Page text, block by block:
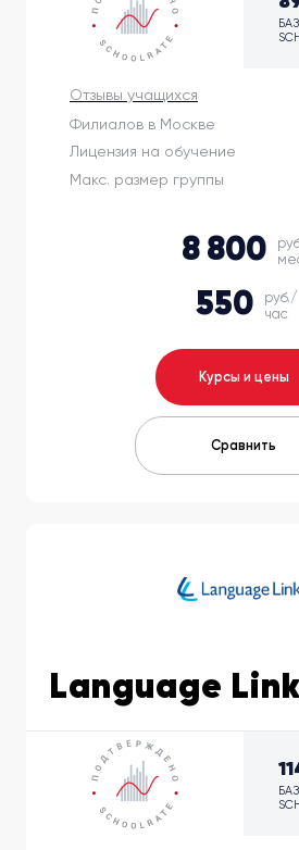
Отзывы учащихся
Филиалов в Москве
Макс. размер группы
Лицензия на обучение
8 800
550
руб./
час
Курсы и цены
Сравнить
Language Link